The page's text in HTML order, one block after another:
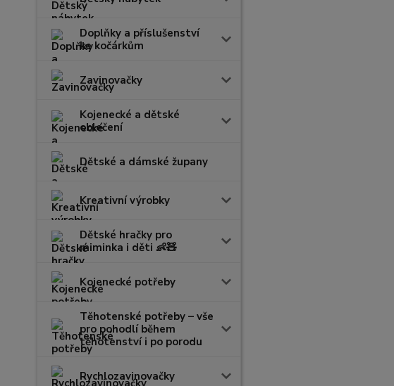
Doplňky a příslušenství
ke kočárkům
Zavinovačky
Kojenecké a dětské
oblečení
Dětské a dámské župany
Kreativní výrobky
Dětské hračky pro
miminka i děti 👶🧸
Kojenecké potřeby
Těhotenské potřeby – vše
pro pohodlí během
těhotenství i po porodu
Rychlozavinovačky